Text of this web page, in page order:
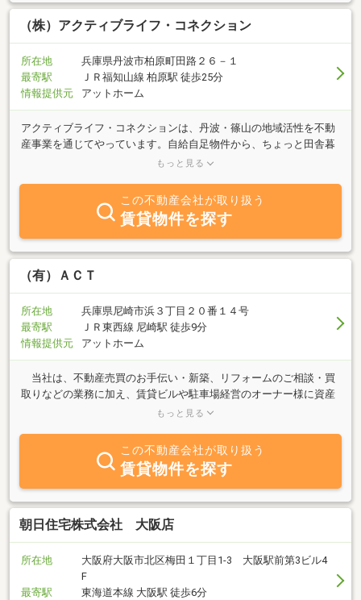
申し付け下さい。・ネットには掲載できない非公開のマル秘物件も
多数取り揃えてます。全物件家具付対応プランもご用意しておりま
予約やお問合せをされていなくても、当日すぐにご案内可能で
す。・白を基調とした清潔感のある店内ではドリンクサービスをご
提供させて頂きます。
（株）アクティブライフ・コネクション
所在地
兵庫県丹波市柏原町田路２６－１
最寄駅
ＪＲ福知山線 柏原駅 徒歩25分
情報提供元
アットホーム
アクティブライフ・コネクションは、丹波・篠山の地域活性を不動
産事業を通じてやっています。自給自足物件から、ちょっと田舎暮
らし物件・ドップリコースなどの相談にも喜んで対応させていただ
営目的としては、丹波・篠山の人と企業を大阪・神戸の企業とのビ
ジネスマッチングから交流会の企画もしております。丹波で生まれ
育って４８年、丹波・篠山の暮らし、不動産の事なら当社へご相談
ください。
もっと見る
この不動産会社が取り扱う
賃貸物件を探す
（有）ＡＣＴ
所在地
兵庫県尼崎市浜３丁目２０番１４号
最寄駅
ＪＲ東西線 尼崎駅 徒歩9分
情報提供元
アットホーム
当社は、不動産売買のお手伝い・新築、リフォームのご相談・買
取りなどの業務に加え、賃貸ビルや駐車場経営のオーナー様に資産
の管理を任されています。「地域密着」型の経営理念に基づき、不
に関する悩みがございましたら、まずはお気軽にご相談下さい。も
ちろん相談・不動産査定は無料です。皆様からのお問合せを心より
お待ちしております。
もっと見る
この不動産会社が取り扱う
賃貸物件を探す
朝日住宅株式会社 大阪店
所在地
大阪府大阪市北区梅田１丁目1-3 大阪駅前第3ビル4
F
最寄駅
東海道本線 大阪駅 徒歩6分